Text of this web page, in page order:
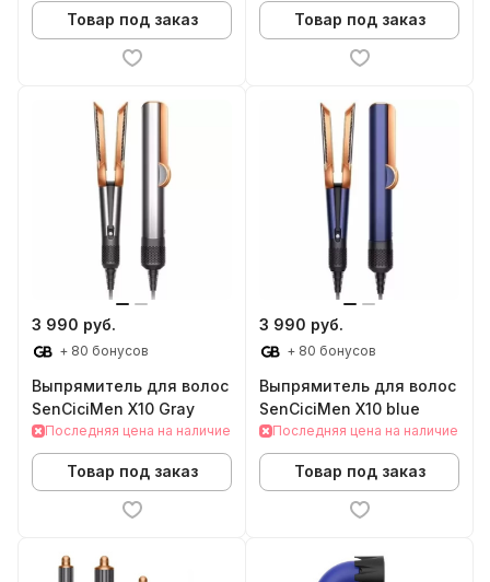
Товар под заказ Товар под заказ
3 990 руб.
+ 80 бонусов
Выпрямитель для волос
SenCiciMen X10 Gray
Последняя цена на наличие
Товар под заказ
3 990 руб.
+ 80 бонусов
Выпрямитель для волос
SenCiciMen X10 blue
Последняя цена на наличие
Товар под заказ